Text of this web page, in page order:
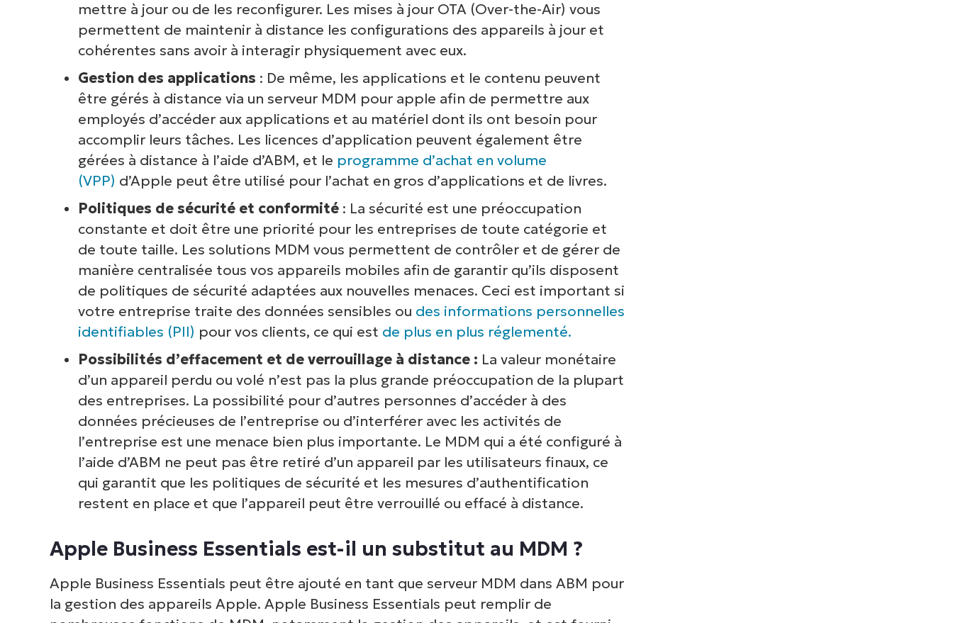
mettre à jour ou de les reconfigurer. Les mises à jour OTA (Over-the-Air) vous
permettent de maintenir à distance les configurations des appareils à jour et
cohérentes sans avoir à interagir physiquement avec eux.
Gestion des applications : De même, les applications et le contenu peuvent
être gérés à distance via un serveur MDM pour apple afin de permettre aux
employés d’accéder aux applications et au matériel dont ils ont besoin pour
accomplir leurs tâches. Les licences d’application peuvent également être
gérées à distance à l’aide d’ABM, et le programme d’achat en volume
(VPP) d’Apple peut être utilisé pour l’achat en gros d’applications et de livres.
Politiques de sécurité et conformité: La sécurité est une préoccupation
constante et doit être une priorité pour les entreprises de toute catégorie et
de toute taille. Les solutions MDM vous permettent de contrôler et de gérer de
manière centralisée tous vos appareils mobiles afin de garantir qu’ils disposent
de politiques de sécurité adaptées aux nouvelles menaces. Ceci est important si
votre entreprise traite des données sensibles ou des informations personnelles
identifiables (PII) pour vos clients, ce qui est de plus en plus réglementé.
Possibilités d’effacement et de verrouillage à distance : La valeur monétaire
d’un appareil perdu ou volé n’est pas la plus grande préoccupation de la plupart
des entreprises. La possibilité pour d’autres personnes d’accéder à des
données précieuses de l’entreprise ou d’interférer avec les activités de
l’entreprise est une menace bien plus importante. Le MDM qui a été configuré à
l’aide d’ABM ne peut pas être retiré d’un appareil par les utilisateurs finaux, ce
qui garantit que les politiques de sécurité et les mesures d’authentification
restent en place et que l’appareil peut être verrouillé ou effacé à distance.
Apple Business Essentials est-il un substitut au MDM ?
Apple Business Essentials peut être ajouté en tant que serveur MDM dans ABM pour
la gestion des appareils Apple. Apple Business Essentials peut remplir de